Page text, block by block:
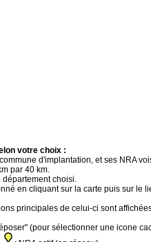
votre choix :
d'implantation, et ses NRA
par 40 km.
département choisi.
en cliquant sur la carte puis sur le
principales de celui-ci sont
(pour sélectionner une icone